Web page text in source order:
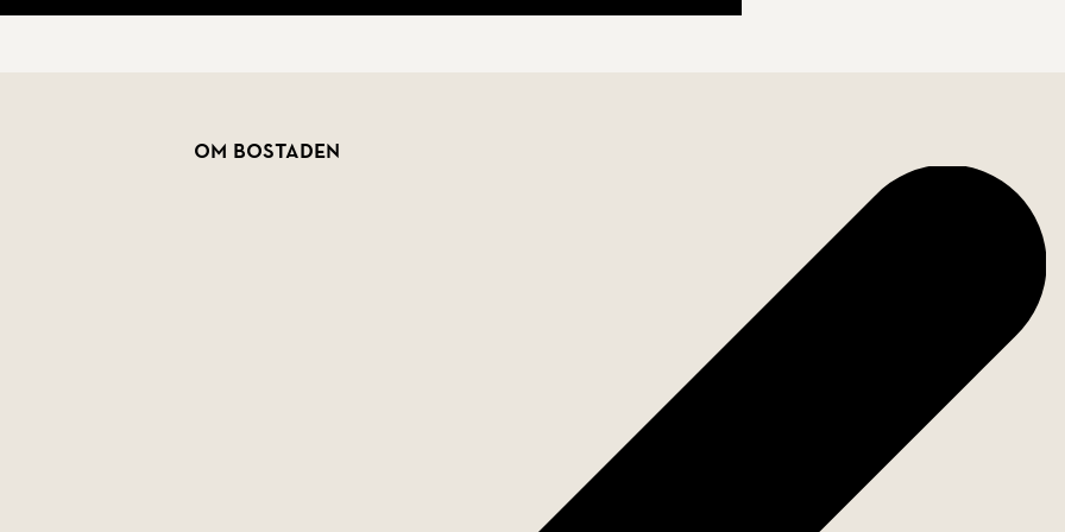
med stadens puls inom nära räckhåll.
Om bostaden